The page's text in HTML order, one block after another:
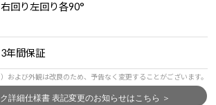
右回り左回り各90°
3年間保証